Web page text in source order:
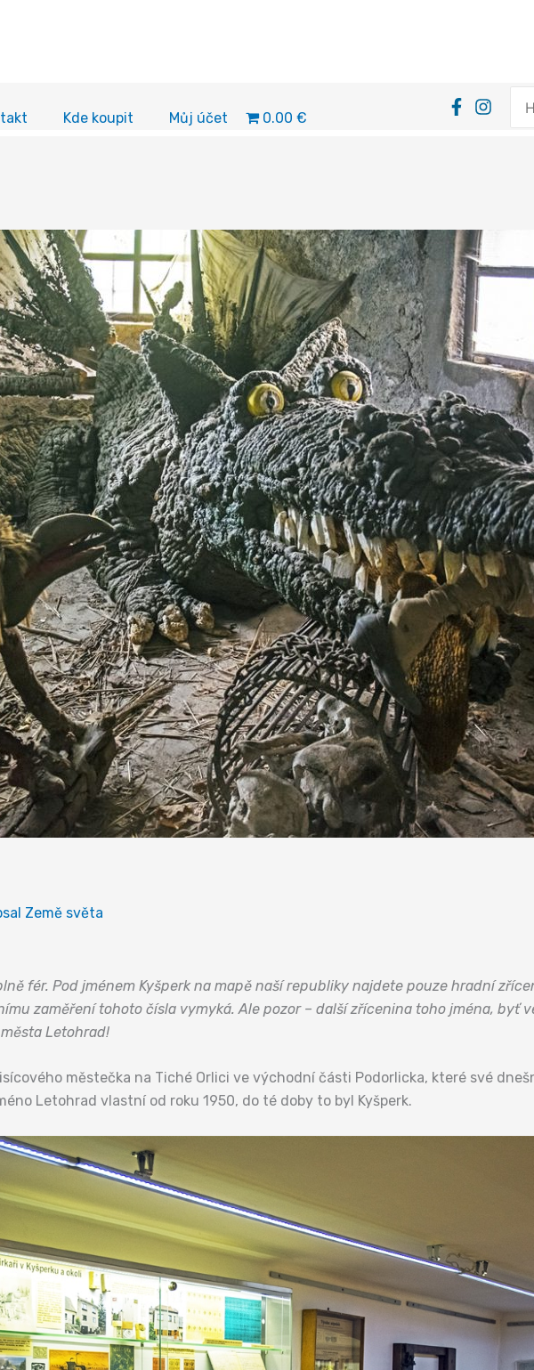
Kde koupit Můj účet 0.00 €
for:
Země světa
fér. Pod jménem Kyšperk na mapě naší republiky najdete pouze hradní
zaměření tohoto čísla vymyká. Ale pozor – další zřícenina toho jména, byť
Letohrad!
městečka na Tiché Orlici ve východní části Podorlicka, které své
Letohrad vlastní od roku 1950, do té doby to byl Kyšperk.